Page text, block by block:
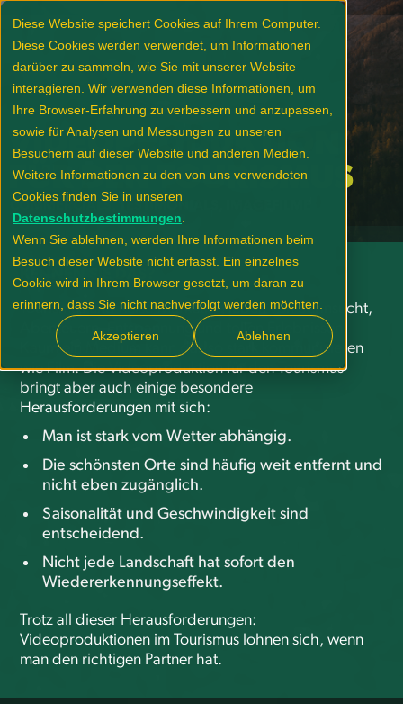
Diese Website speichert Cookies auf Ihrem Computer.
Diese Cookies werden verwendet, um Informationen
darüber zu sammeln, wie Sie mit unserer Website
interagieren. Wir verwenden diese Informationen, um
Ihre Browser-Erfahrung zu verbessern und anzupassen,
sowie für Analysen und Messungen zu unseren
Besuchern auf dieser Website und anderen Medien.
Weitere Informationen zu den von uns verwendeten
Cookies finden Sie in unseren
Datenschutzbestimmungen
Wenn Sie ablehnen, werden Ihre Informationen beim
Besuch dieser Website nicht erfasst. Ein einzelnes
Cookie wird in Ihrem Browser gesetzt, um daran zu
erinnern, dass Sie nicht nachverfolgt werden möchten.
Akzeptieren Ablehnen
VIDEOPRODUKTION
FÜR DEN TOURISMUS
KENNEN SIE DAS?
Tourismus und Reise-Marketing leben von Sehnsucht,
Abenteuern, Entspannung und tollen Erlebnissen.
Kaum ein Medium kann das so stark kommunizieren
wie Film. Die Videoproduktion für den Tourismus
bringt aber auch einige besondere
Herausforderungen mit sich:
Man ist stark vom Wetter abhängig.
Die schönsten Orte sind häufig weit entfernt und
nicht eben zugänglich.
Saisonalität und Geschwindigkeit sind
entscheidend.
Nicht jede Landschaft hat sofort den
Wiedererkennungseffekt.
Trotz all dieser Herausforderungen:
Videoproduktionen im Tourismus lohnen sich, wenn
man den richtigen Partner hat.